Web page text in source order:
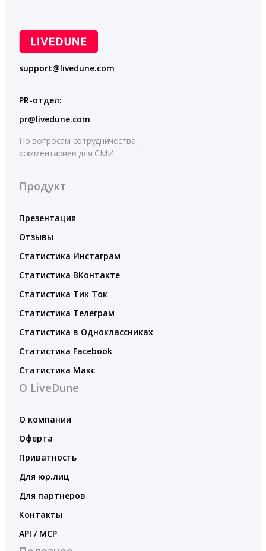
support@livedune.com
PR-отдел:
pr@livedune.com
По вопросам сотрудничества,
комментариев для СМИ
Продукт
Презентация
Отзывы
Статистика Инстаграм
Статистика ВКонтакте
Статистика Тик Ток
Статистика Телеграм
Статистика в Одноклассниках
Статистика Facebook
Статистика Макс
О LiveDune
О компании
Оферта
Приватность
Для юр.лиц
Для партнеров
Контакты
API / MCP